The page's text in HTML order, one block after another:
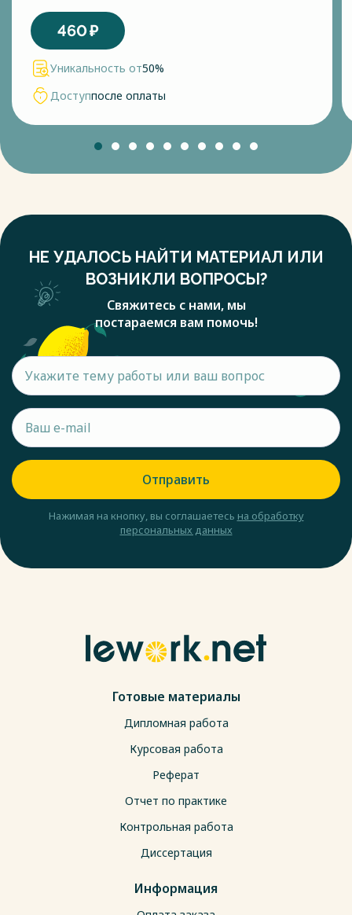
460₽
Уникальность от50%
Доступпосле оплаты
НЕ УДАЛОСЬ НАЙТИ МАТЕРИАЛ ИЛИ
ВОЗНИКЛИ ВОПРОСЫ?
Свяжитесь с нами, мы
постараемся вам помочь!
Отправить
Нажимая на кнопку, вы соглашаетесь на обработку
персональных данных
Готовые материалы
Дипломная работа
Курсовая работа
Реферат
Отчет по практике
Контрольная работа
Диссертация
Информация